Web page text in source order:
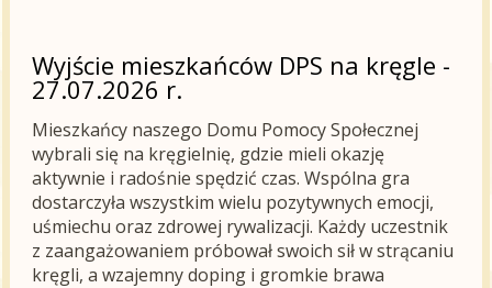
Wyjście mieszkańców DPS na kręgle -
27.07.2026 r.
Mieszkańcy naszego Domu Pomocy Społecznej
wybrali się na kręgielnię, gdzie mieli okazję
aktywnie i radośnie spędzić czas. Wspólna gra
dostarczyła wszystkim wielu pozytywnych emocji,
uśmiechu oraz zdrowej rywalizacji. Każdy uczestnik
z zaangażowaniem próbował swoich sił w strącaniu
kręgli, a wzajemny doping i gromkie brawa